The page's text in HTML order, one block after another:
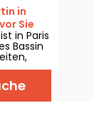
in
Sie
in Paris
Bassin